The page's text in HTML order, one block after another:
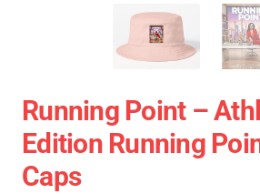
Running Point –
Edition Running
Caps